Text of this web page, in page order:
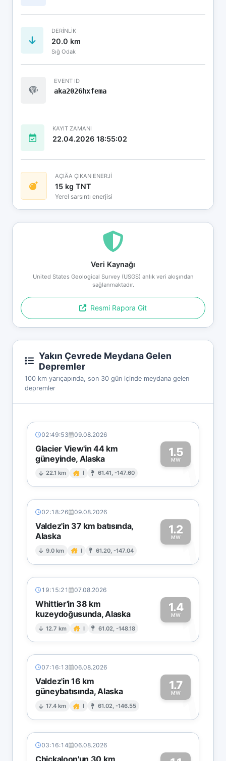
DERINLIK
20.0 km
Sığ Odak
EVENT ID
aka2026hxfema
KAYIT ZAMANI
22.04.2026 18:55:02
AÇIÄA ÇIKAN ENERJİ
15 kg TNT
Yerel sarsıntı enerjisi
Veri Kaynağı
United States Geological Survey (USGS) anlık veri akışından
sağlanmaktadır.
Resmi Rapora Git
Yakın Çevrede Meydana Gelen
Depremler
100 km yarıçapında, son 30 gün içinde meydana gelen
depremler
02:49:53 09.08.2026
Glacier View'in 44 km
güneyinde, Alaska
22.1 km I 61.41, -147.60
1.5
MW1
02:18:26 09.08.2026
Valdez'in 37 km batısında,
Alaska
9.0 km I 61.20, -147.04
1.2
MW1
19:15:21 07.08.2026
Whittier'in 38 km
kuzeydoğusunda, Alaska
12.7 km I 61.02, -148.18
1.4
MW1
07:16:13 06.08.2026
Valdez'in 16 km
güneybatısında, Alaska
17.4 km I 61.02, -146.55
1.7
MW1
03:16:14 06.08.2026
Chickaloon'un 30 km